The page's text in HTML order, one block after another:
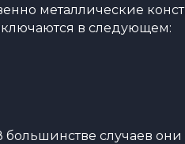
металлические
в следующем:
случаев